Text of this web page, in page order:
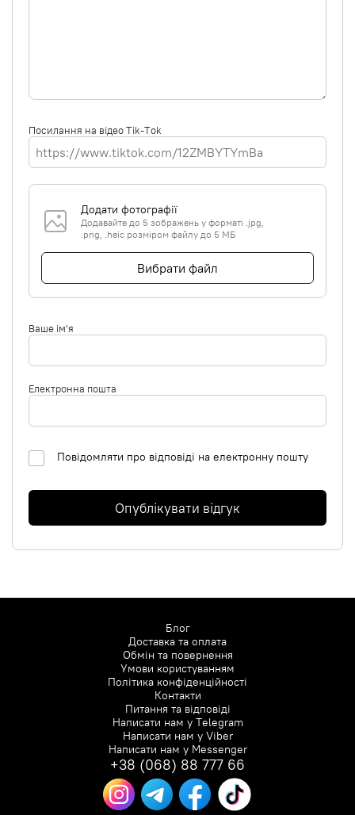
Посилання на відео Tik-Tok
Додати фотографії
Додавайте до 5 зображень у форматі .jpg,
.png, .heic розміром файлу до 5 МБ
Вибрати файл
Ваше ім'я
Електронна пошта
Повідомляти про відповіді на електронну пошту
Опублікувати відгук
Блог
Доставка та оплата
Обмін та повернення
Умови користуванням
Політика конфіденційності
Контакти
Питання та відповіді
Написати нам уTelegram
Написати нам уViber
Написати нам уMessenger
+38 (068) 88 777 66